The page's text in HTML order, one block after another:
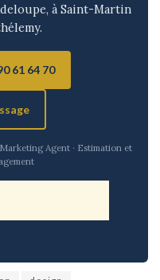
à Saint-Martin
61 64 70
Agent · Estimation et